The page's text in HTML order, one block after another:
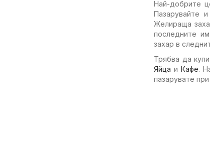
Най-добрите
Пазарувайте
Желираща
последните
захар в
Трябва да
Яйца и Кафе.
пазарувате